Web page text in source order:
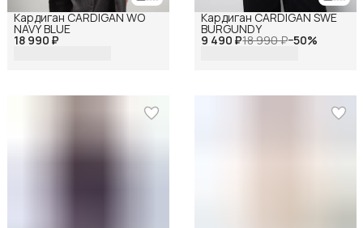
18 990 ₽
Кардиган CARDIGAN WO
NAVY BLUE
9 490 ₽18 990 ₽−50%
Кардиган CARDIGAN SWE
BURGUNDY